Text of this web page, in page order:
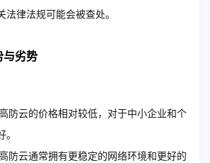
律法规可能会被查处。
与劣势
防云的价格相对较低，对于中小企业和个
防云通常拥有更稳定的网络环境和更好的